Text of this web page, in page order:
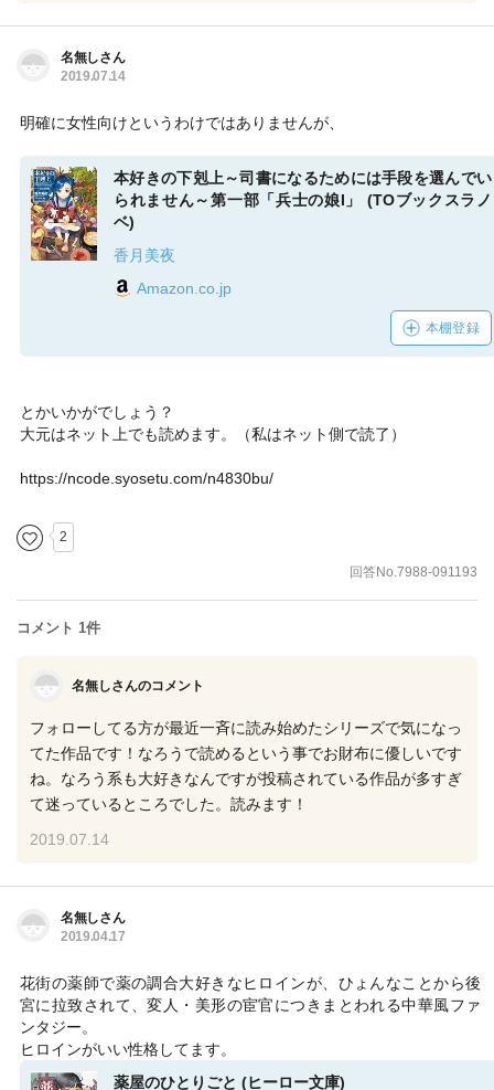
名無しさん
2019.07.14
明確に女性向けというわけではありませんが、
本好きの下剋上～司書になるためには手段を選んでい
られません～第一部「兵士の娘I」 (TOブックスラノ
ベ)
香月美夜
Amazon.co.jp
本棚登録
とかいかがでしょう？
大元はネット上でも読めます。（私はネット側で読了）
https://ncode.syosetu.com/n4830bu/
2
回答No.7988-091193
コメント 1件
名無しさんのコメント
フォローしてる方が最近一斉に読み始めたシリーズで気になっ
てた作品です！なろうで読めるという事でお財布に優しいです
ね。なろう系も大好きなんですが投稿されている作品が多すぎ
て迷っているところでした。読みます！
2019.07.14
名無しさん
2019.04.17
花街の薬師で薬の調合大好きなヒロインが、ひょんなことから後
宮に拉致されて、変人・美形の宦官につきまとわれる中華風ファ
ンタジー。
ヒロインがいい性格してます。
薬屋のひとりごと (ヒーロー文庫)